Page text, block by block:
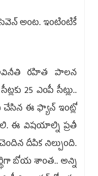
అంట. ఇంటింటికీ
రహిత పాలన
25 ఎంపీ సీట్లు..
చేసిన ఈ ఫ్యాన్‌ ఇంట్లో
ఈ విషయాల్ని ప్రతీ
దీపిక నిల్చుంది.
బోయ శాంత.. అన్ని